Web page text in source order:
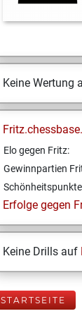
Keine Wertung
Elo gegen Fritz:
Gewinnpartien
Schönheitspunkte
Erfolge gegen
Keine Drills auf
STARTSEITE